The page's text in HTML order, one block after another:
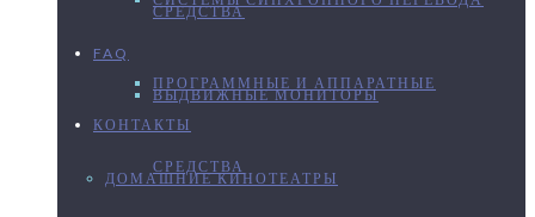
СРЕДСТВА
ВЫДВИЖНЫЕ МОНИТОРЫ
ДОМАШНИЕ КИНОТЕАТРЫ
FAQ
КОНТАКТЫ
ПРОГРАММНЫЕ И АППАРАТНЫЕ
СРЕДСТВА